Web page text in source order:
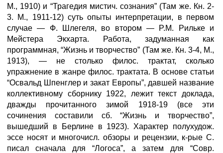
М., 1910) и “Трагедия мистич. сознания” (Там же. Кн. 2-
3. М., 1911-12) суть опыты интерпретации, в первом
случае — Ф. Шлегеля, во втором — P.M. Рильке и
Мейстера Экхарта. Работа, задуманная как
программная, “Жизнь и творчество” (Там же. Кн. 3-4, М.,
1913), — не столько филос. трактат, сколько
упражнение в жанре филос. трактата. В основе статьи
“Освальд Шпенглер и закат Европы”, давшей название
коллективному сборнику 1922, лежит текст доклада,
дважды прочитанного зимой 1918-19 (все эти
сочинения составили сб. “Жизнь и творчество”,
вышедший в Берлине в 1923). Характер полухудож.
эссе носят и многочисл. обзоры и рецензии, к-рые С.
писал сначала для “Логоса”, а затем для “Совр.